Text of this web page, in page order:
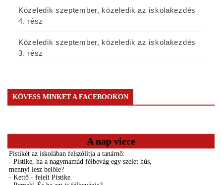
Közeledik szeptember, közeledik az iskolakezdés
4. rész
Közeledik szeptember, közeledik az iskolakezdés
3. rész
KÖVESS MINKET A FACEBOOKON
A nap vicce